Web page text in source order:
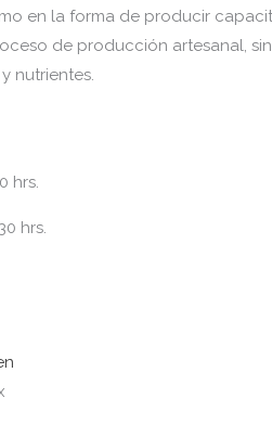
en la forma de producir
de producción artesanal,
nutrientes.
hrs.
hrs.